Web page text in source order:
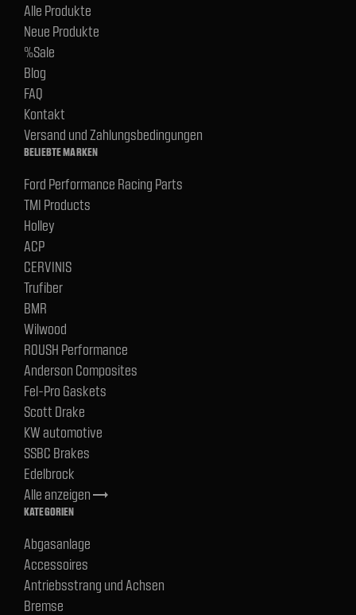
Alle Produkte
Neue Produkte
%Sale
Blog
FAQ
Kontakt
Versand und Zahlungsbedingungen
BELIEBTE MARKEN
Ford Performance Racing Parts
TMI Products
Holley
ACP
CERVINIS
Trufiber
BMR
Wilwood
ROUSH Performance
Anderson Composites
Fel-Pro Gaskets
Scott Drake
KW automotive
SSBC Brakes
Edelbrock
Alle anzeigentrending_flat
KATEGORIEN
Abgasanlage
Accessoires
Antriebsstrang und Achsen
Bremse